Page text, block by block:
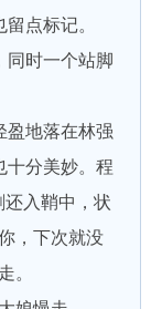
点标记。
时一个站脚
地落在林强
十分美妙。程
还入鞘中，状
，下次就没
。